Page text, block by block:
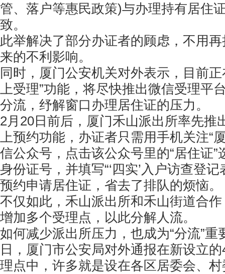
管、落户等惠民政策)与办理持有居住
致。
此举解决了部分办证者的顾虑，不用
来的不利影响。
同时，厦门公安机关对外表示，目前
上受理”功能，将尽快推出微信受理平
分流，纾解窗口办理居住证的压力。
2月20日前后，厦门禾山派出所率先推
上预约功能，办证者只需用手机关注“
信公众号，点击该公众号里的“居住证”
身份证号，并填写“‘四实’入户访查登
预约申请居住证，省去了排队的烦恼。
不仅如此，禾山派出所和禾山街道合
增加多个受理点，以此分解人流。
如何减少派出所压力，也成为“分流”重
日，厦门市公安局对外通报在新设立
理点中，许多就是设在各区居委会、